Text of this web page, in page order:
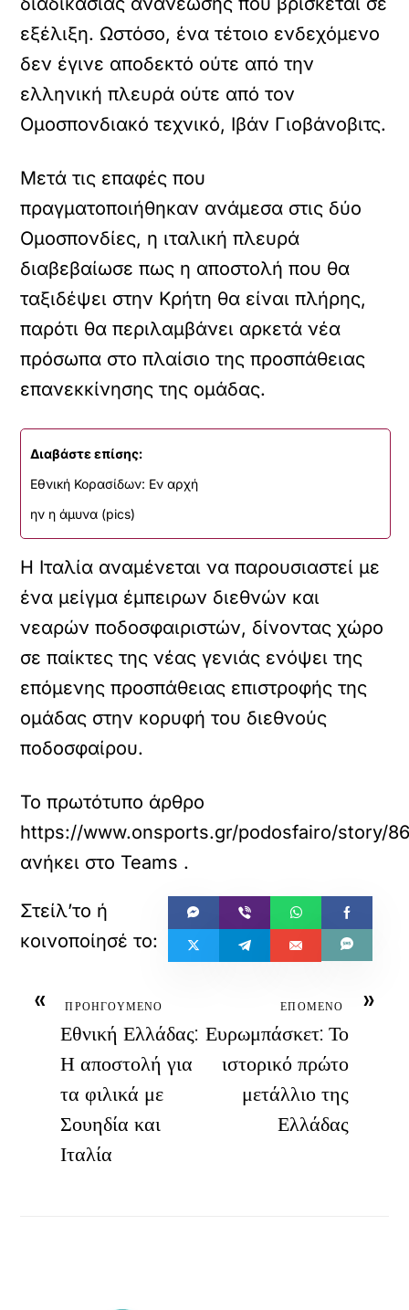
εξέλιξη. Ωστόσο, ένα τέτοιο ενδεχόμενο
δεν έγινε αποδεκτό ούτε από την
ελληνική πλευρά ούτε από τον
Ομοσπονδιακό τεχνικό, Ιβάν Γιοβάνοβιτς.
Μετά τις επαφές που
πραγματοποιήθηκαν ανάμεσα στις δύο
Ομοσπονδίες, η ιταλική πλευρά
διαβεβαίωσε πως η αποστολή που θα
ταξιδέψει στην Κρήτη θα είναι πλήρης,
παρότι θα περιλαμβάνει αρκετά νέα
πρόσωπα στο πλαίσιο της προσπάθειας
επανεκκίνησης της ομάδας.
Διαβάστε επίσης:
Εθνική Κορασίδων: Εν αρχή
ην η άμυνα (pics)
Η Ιταλία αναμένεται να παρουσιαστεί με
ένα μείγμα έμπειρων διεθνών και
νεαρών ποδοσφαιριστών, δίνοντας χώρο
σε παίκτες της νέας γενιάς ενόψει της
επόμενης προσπάθειας επιστροφής της
ομάδας στην κορυφή του διεθνούς
ποδοσφαίρου.
Το πρωτότυπο άρθρο
https://www.onsports.gr/podosfairo/story/
ανήκει στο Teams .
« ΠΡΟΗΓΟΥΜΕΝΟ
Εθνική Ελλάδας:
Η αποστολή για
τα φιλικά με
Σουηδία και
Ιταλία
»
ΕΠΟΜΕΝΟ
Ευρωμπάσκετ: Το
ιστορικό πρώτο
μετάλλιο της
Ελλάδας